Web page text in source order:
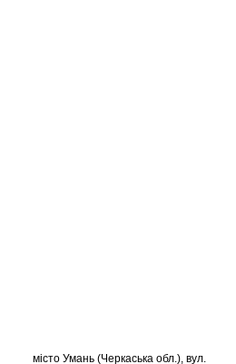
місто Умань (Черкаська обл.), вул.